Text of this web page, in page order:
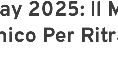
2025: Il
Per